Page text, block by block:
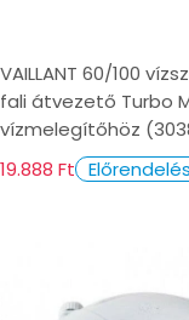
VAILLANT 60/100
fali átvezető Turbo
vízmelegítőhöz
19.888 Ft Előrendelés